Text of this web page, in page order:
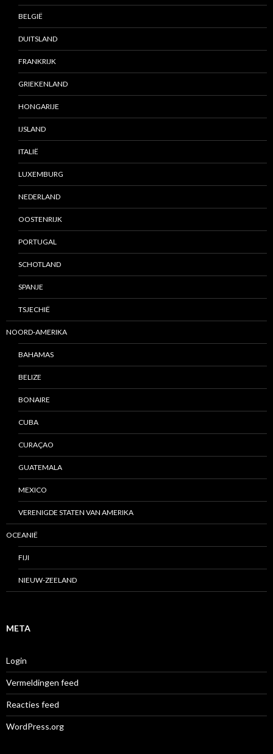
BELGIË
DUITSLAND
FRANKRIJK
GRIEKENLAND
HONGARIJE
IJSLAND
ITALIË
LUXEMBURG
NEDERLAND
OOSTENRIJK
PORTUGAL
SCHOTLAND
SPANJE
TSJECHIË
NOORD-AMERIKA
BAHAMAS
BELIZE
BONAIRE
CUBA
CURAÇAO
GUATEMALA
MEXICO
VERENIGDE STATEN VAN AMERIKA
OCEANIË
FIJI
NIEUW-ZEELAND
META
Login
Vermeldingen feed
Reacties feed
WordPress.org